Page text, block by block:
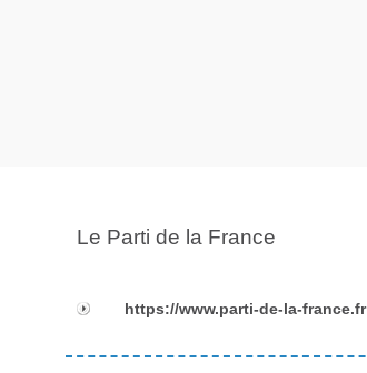
Le Parti de la France
https://www.parti-de-la-france.fr